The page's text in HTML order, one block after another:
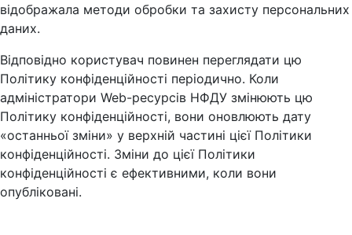
відображала методи обробки та захисту персональних
даних.
Відповідно користувач повинен переглядати цю
Політику конфіденційності періодично. Коли
адміністратори Web-ресурсів НФДУ змінюють цю
Політику конфіденційності, вони оновлюють дату
«останньої зміни» у верхній частині цієї Політики
конфіденційності. Зміни до цієї Політики
конфіденційності є ефективними, коли вони
опубліковані.